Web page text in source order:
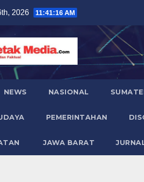
2026 11:41:18 AM
NEWS NASIONAL
PEMERINTAHAN
JAWA BARAT